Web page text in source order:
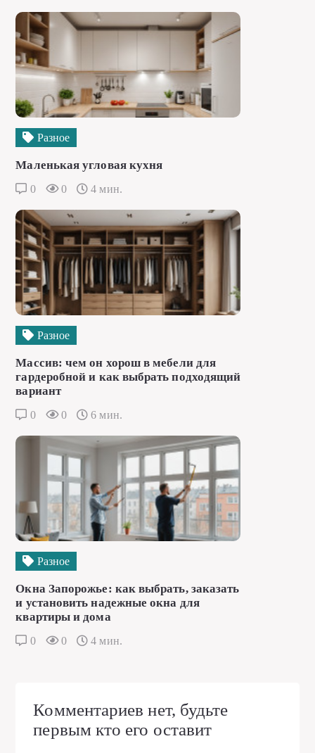
Разное
Маленькая угловая кухня
0 0 4 мин.
Разное
Массив: чем он хорош в мебели для
гардеробной и как выбрать подходящий
вариант
0 0 6 мин.
Разное
Окна Запорожье: как выбрать, заказать
и установить надежные окна для
квартиры и дома
0 0 4 мин.
Комментариев нет, будьте
первым кто его оставит